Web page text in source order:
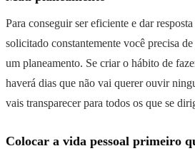
Para conseguir ser eficiente e dar
solicitado constantemente você precisa
um planeamento. Se criar o hábito de
haverá dias que não vai querer ouvir
vais transparecer para todos os que se
Colocar a vida pessoal primeiro